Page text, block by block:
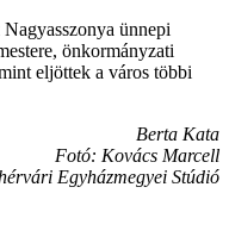
ünnepi
önkormányzati
eljöttek a város többi
Berta Kata
Fotó: Kovács Marcell
Egyházmegyei Stúdió